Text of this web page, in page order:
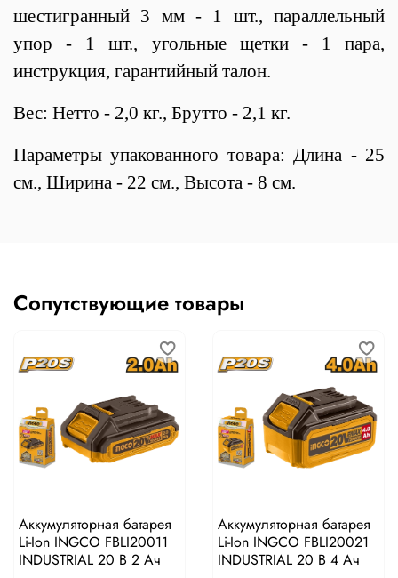
шестигранный 3 мм - 1 шт., параллельный
упор - 1 шт., угольные щетки - 1 пара,
инструкция, гарантийный талон.
Вес: Нетто - 2,0 кг., Брутто - 2,1 кг.
Параметры упакованного товара: Длина - 25
см., Ширина - 22 см., Высота - 8 см.
Сопутствующие товары
Аккумуляторная батарея
Li-Ion INGCO FBLI20011
INDUSTRIAL 20 В 2 Ач
Аккумуляторная батарея
Li-Ion INGCO FBLI20021
INDUSTRIAL 20 В 4 Ач